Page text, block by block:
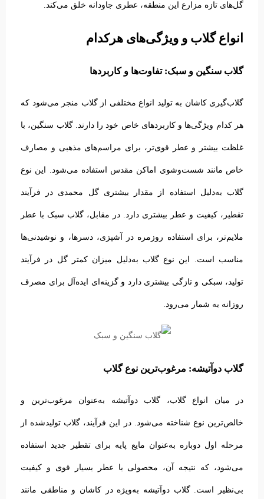
گل‌های تازه مزارع این منطقه، عطری جاودانه خلق می‌کند.
انواع گلاب و ویژگی‌های هرکدام
گلاب سنگین و سبک: تفاوت‌ها و کاربردها
گلاب‌گیری کاشان به تولید انواع مختلفی از گلاب منجر می‌شود که
هر کدام ویژگی‌ها و کاربردهای خاص خود را دارند. گلاب سنگین، با
غلظت بیشتر و عطر قوی‌تر، برای مراسم‌های مذهبی و مصارف
خاص مانند شست‌وشوی اماکن مقدس استفاده می‌شود. این نوع
گلاب به‌دلیل استفاده از مقدار بیشتری گل محمدی در فرآیند
تقطیر، کیفیت و عطر بیشتری دارد. در مقابل، گلاب سبک با عطر
ملایم‌تر، برای استفاده روزمره در آشپزی، دسرها، و نوشیدنی‌ها
مناسب است. این نوع گلاب به‌دلیل میزان کمتر گل در فرآیند
تولید، سبکی و تازگی بیشتری دارد و گزینه‌ای ایده‌آل برای مصرف
روزانه به شمار می‌رود.
گلاب دوآتیشه: مرغوب‌ترین نوع گلاب
در میان انواع گلاب، گلاب دوآتیشه به‌عنوان مرغوب‌ترین و
خالص‌ترین نوع شناخته می‌شود. در این فرآیند، گلاب تولیدشده از
مرحله اول دوباره به‌عنوان مایع پایه برای تقطیر جدید استفاده
می‌شود، که نتیجه آن، محصولی با عطر بسیار قوی و کیفیت
بی‌نظیر است.گلاب دوآتیشه به‌ویژه در کاشان و مناطقی مانند